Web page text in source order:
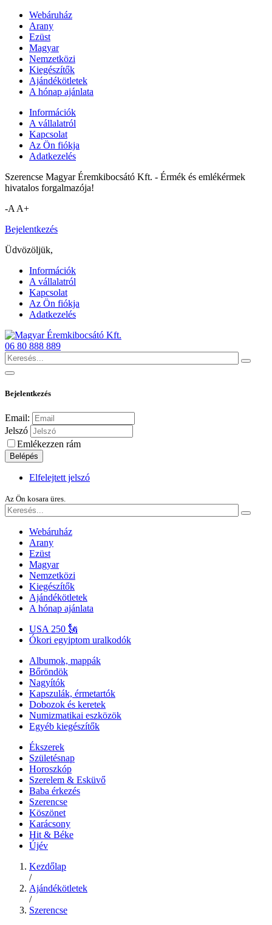
Webáruház
Arany
Ezüst
Magyar
Nemzetközi
Kiegészítők
Ajándékötletek
A hónap ajánlata
Információk
A vállalatról
Kapcsolat
Az Ön fiókja
Adatkezelés
Szerencse Magyar Éremkibocsátó Kft. - Érmék és emlékérmek
hivatalos forgalmazója!
-A A+
Bejelentkezés
Üdvözöljük,
Információk
A vállalatról
Kapcsolat
Az Ön fiókja
Adatkezelés
06 80 888 889
Bejelentkezés
Email:
Jelszó
Emlékezzen rám
Belépés
Elfelejtett jelszó
Az Ön kosara üres.
Webáruház
Arany
Ezüst
Magyar
Nemzetközi
Kiegészítők
Ajándékötletek
A hónap ajánlata
USA 250 🗽
Ókori egyiptom uralkodók
Albumok, mappák
Bőröndök
Nagyítók
Kapszulák, érmetartók
Dobozok és keretek
Numizmatikai eszközök
Egyéb kiegészítők
Ékszerek
Születésnap
Horoszkóp
Szerelem & Esküvő
Baba érkezés
Szerencse
Köszönet
Karácsony
Hit & Béke
Újév
Kezdőlap
/
Ajándékötletek
/
Szerencse